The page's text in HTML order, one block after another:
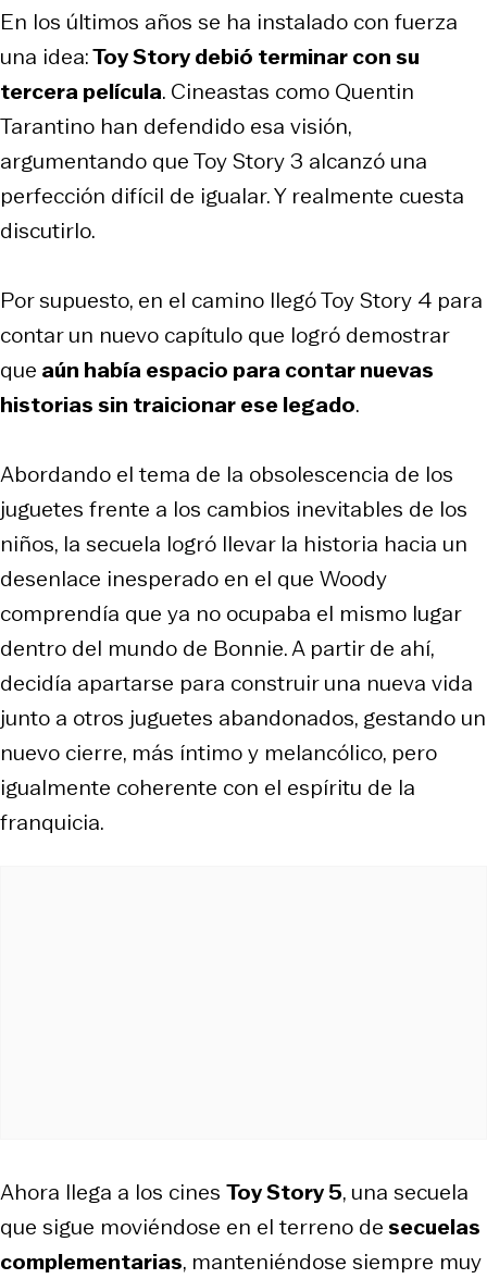
En los últimos años se ha instalado con fuerza
una idea:Toy Story debió terminar con su
tercera película. Cineastas como Quentin
Tarantino han defendido esa visión,
argumentando queToy Story 3 alcanzó una
perfección difícil de igualar. Y realmente cuesta
discutirlo.
Por supuesto, en el camino llegóToy Story 4 para
contar un nuevo capítulo que logró demostrar
que aún había espacio para contar nuevas
historias sin traicionar ese legado.
Abordando el tema de la obsolescencia de los
juguetes frente a los cambios inevitables de los
niños, la secuela logró llevar la historia hacia un
desenlace inesperado en el que Woody
comprendía que ya no ocupaba el mismo lugar
dentro del mundo de Bonnie. A partir de ahí,
decidía apartarse para construir una nueva vida
junto a otros juguetes abandonados, gestando un
nuevo cierre, más íntimo y melancólico, pero
igualmente coherente con el espíritu de la
franquicia.
Ahora llega a los cines Toy Story 5, una secuela
que sigue moviéndose en el terreno desecuelas
complementarias, manteniéndose siempre muy